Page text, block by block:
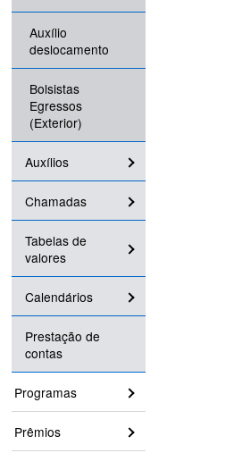
Auxílio
deslocamento
Bolsistas
Egressos
(Exterior)
Auxílios
Chamadas
Tabelas de
valores
Calendários
Prestação de
contas
Programas
Prêmios